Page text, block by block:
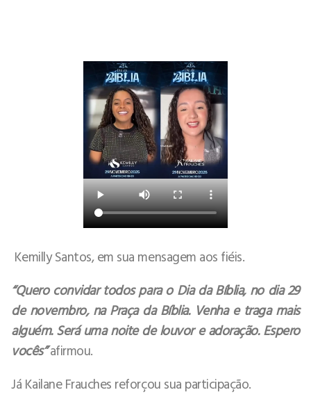
Kemilly Santos, em sua mensagem aos fiéis.
“Quero convidar todos para o Dia da Bíblia, no dia 29
de novembro, na Praça da Bíblia. Venha e traga mais
alguém. Será uma noite de louvor e adoração. Espero
vocês”afirmou.
Já Kailane Frauches reforçou sua participação.